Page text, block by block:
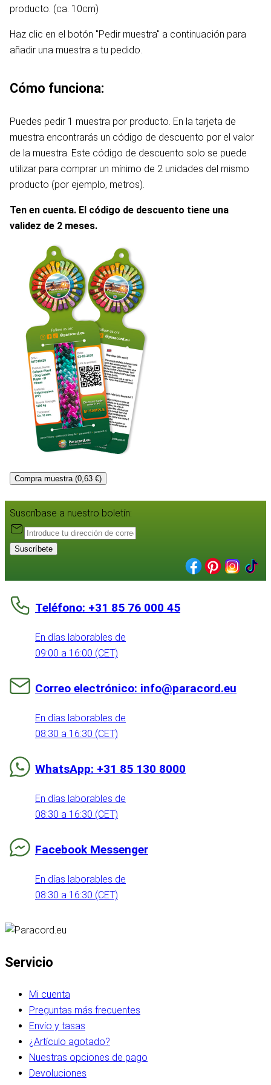
producto. (ca. 10cm)
Haz clic en el botón "Pedir muestra" a continuación para
añadir una muestra a tu pedido.
Cómo funciona:
Puedes pedir 1 muestra por producto. En la tarjeta de
muestra encontrarás un código de descuento por el valor
de la muestra. Este código de descuento solo se puede
utilizar para comprar un mínimo de 2 unidades del mismo
producto (por ejemplo, metros).
Ten en cuenta. El código de descuento tiene una
validez de 2 meses.
Compra muestra (0,63 €)
Suscríbase a nuestro boletín:
Suscríbete
Teléfono: +31 85 76 000 45
En días laborables de
09:00 a 16:00 (CET)
Correo electrónico: info@paracord.eu
En días laborables de
08:30 a 16:30 (CET)
WhatsApp: +31 85 130 8000
En días laborables de
08:30 a 16:30 (CET)
Facebook Messenger
En días laborables de
08:30 a 16:30 (CET)
Servicio
Mi cuenta
Preguntas más frecuentes
Envío y tasas
¿Artículo agotado?
Nuestras opciones de pago
Devoluciones